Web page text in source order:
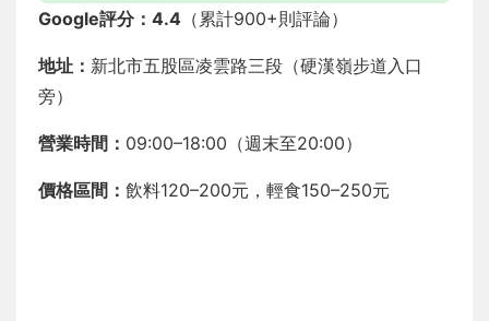
Google評分：4.4 （累計900+則評論）
地址： 新北市五股區凌雲路三段（硬漢嶺步道入口
旁）
營業時間： 09:00–18:00（週末至20:00）
價格區間： 飲料120–200元，輕食150–250元